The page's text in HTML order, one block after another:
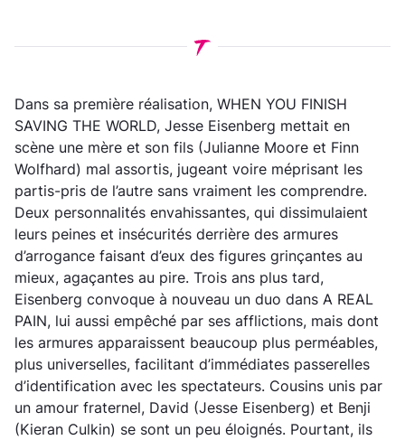
Dans sa première réalisation, WHEN YOU FINISH
SAVING THE WORLD, Jesse Eisenberg mettait en
scène une mère et son fils (Julianne Moore et Finn
Wolfhard) mal assortis, jugeant voire méprisant les
partis-pris de l’autre sans vraiment les comprendre.
Deux personnalités envahissantes, qui dissimulaient
leurs peines et insécurités derrière des armures
d’arrogance faisant d’eux des figures grinçantes au
mieux, agaçantes au pire. Trois ans plus tard,
Eisenberg convoque à nouveau un duo dans A REAL
PAIN, lui aussi empêché par ses afflictions, mais dont
les armures apparaissent beaucoup plus perméables,
plus universelles, facilitant d’immédiates passerelles
d’identification avec les spectateurs. Cousins unis par
un amour fraternel, David (Jesse Eisenberg) et Benji
(Kieran Culkin) se sont un peu éloignés. Pourtant, ils